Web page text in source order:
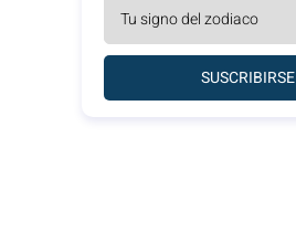
SUSCRIBIRSE